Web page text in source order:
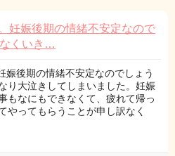
妊娠後期の情緒不安定なので
くいき…
娠後期の情緒不安定なのでしょう
り大泣きしてしまいました。妊娠
もなにもできなくて、疲れて帰っ
やってもらうことが申し訳なく